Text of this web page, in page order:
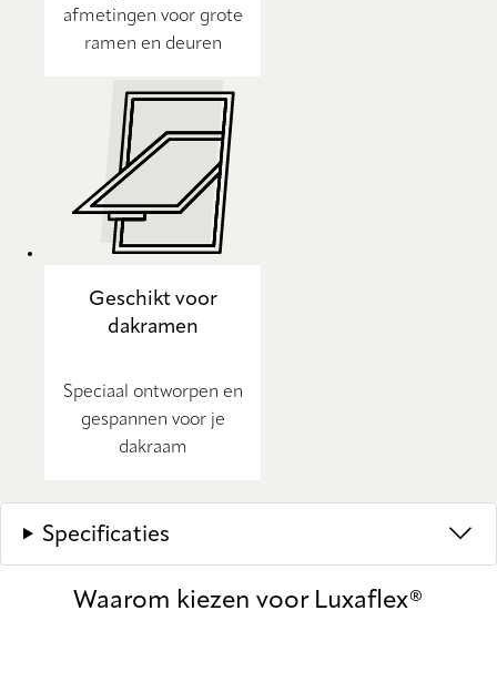
afmetingen voor grote
ramen en deuren
Geschikt voor
dakramen
Speciaal ontworpen en
gespannen voor je
dakraam
Specificaties
Waarom kiezen voor Luxaflex®